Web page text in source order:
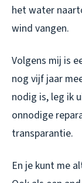
het water
wind vangen.
Volgens mij is
nog vijf jaar
nodig is, leg ik
onnodige
transparantie.
En je kunt me